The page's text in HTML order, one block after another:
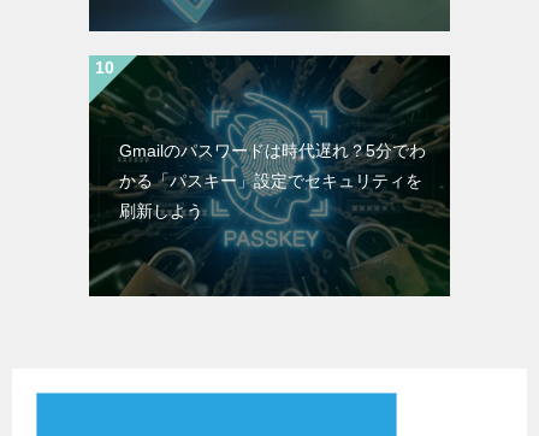
Gmailのパスワードは時代遅れ？5分でわ
かる「パスキー」設定でセキュリティを
刷新しよう